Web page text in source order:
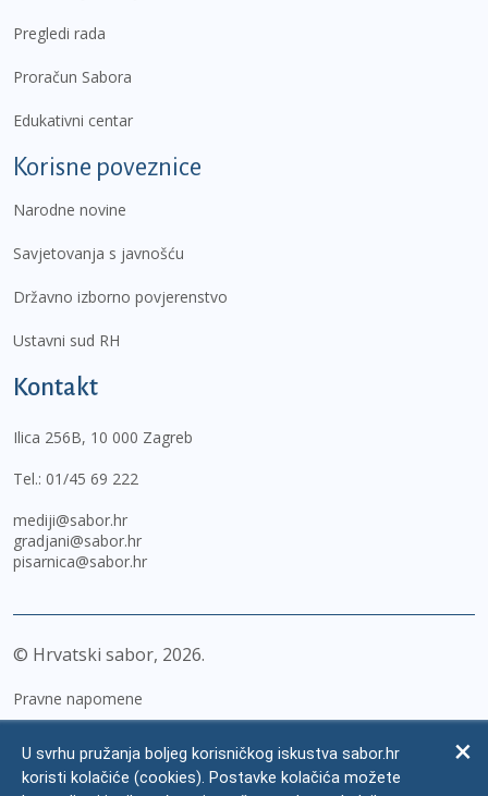
Pregledi rada
Proračun Sabora
Edukativni centar
Korisne poveznice
Narodne novine
Savjetovanja s javnošću
Državno izborno povjerenstvo
Ustavni sud RH
Kontakt
Ilica 256B, 10 000 Zagreb
Tel.: 01/45 69 222
mediji@sabor.hr
gradjani@sabor.hr
pisarnica@sabor.hr
© Hrvatski sabor, 2026
Pravne napomene
Zaštita osobnih podataka
U svrhu pružanja boljeg korisničkog iskustva sabor.hr
koristi kolačiće (cookies). Postavke kolačića možete